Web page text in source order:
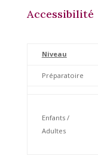
Accessibilité
Niveau
Préparatoire
Enfants /
Adultes